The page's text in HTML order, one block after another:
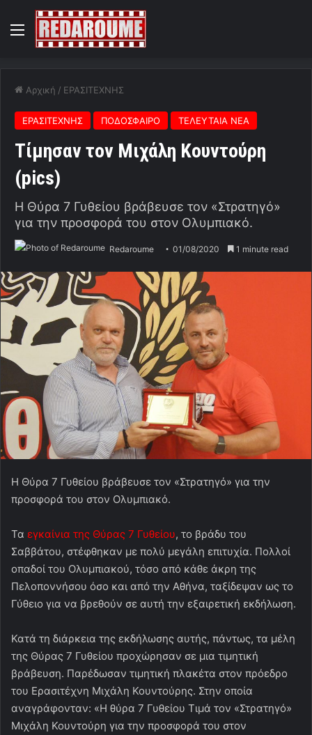
Menu
Αρχική / ΕΡΑΣΙΤΕΧΝΗΣ
ΕΡΑΣΙΤΕΧΝΗΣ ΠΟΔΟΣΦΑΙΡΟ ΤΕΛΕΥΤΑΙΑ ΝΕΑ
Τίμησαν τον Μιχάλη Κουντούρη
(pics)
Η Θύρα 7 Γυθείου βράβευσε τον «Στρατηγό»
για την προσφορά του στον Ολυμπιακό.
Redaroume 01/08/2020 1 minute read
Η Θύρα 7 Γυθείου βράβευσε τον «Στρατηγό» για την
προσφορά του στον Ολυμπιακό.
Τα εγκαίνια της Θύρας 7 Γυθείου, το βράδυ του
Σαββάτου, στέφθηκαν με πολύ μεγάλη επιτυχία. Πολλοί
οπαδοί του Ολυμπιακού, τόσο από κάθε άκρη της
Πελοποννήσου όσο και από την Αθήνα, ταξίδεψαν ως το
Γύθειο για να βρεθούν σε αυτή την εξαιρετική εκδήλωση.
Κατά τη διάρκεια της εκδήλωσης αυτής, πάντως, τα μέλη
της Θύρας 7 Γυθείου προχώρησαν σε μια τιμητική
βράβευση. Παρέδωσαν τιμητική πλακέτα στον πρόεδρο
του Ερασιτέχνη Μιχάλη Κουντούρης. Στην οποία
αναγράφονταν: «Η θύρα 7 Γυθείου Τιμά τον «Στρατηγό»
Μιχάλη Κουντούρη για την προσφορά του στον